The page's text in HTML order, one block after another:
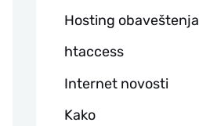
Hosting obaveštenja
htaccess
Internet novosti
Kako